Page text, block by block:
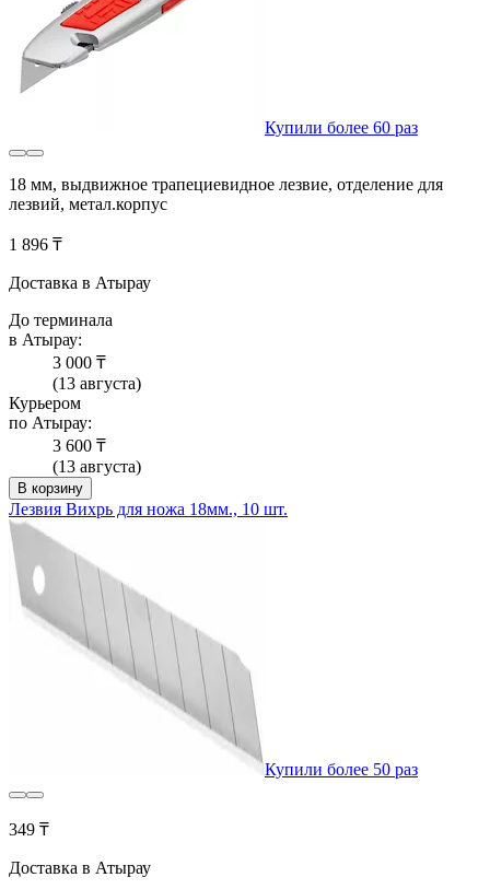
Купили более 60 раз
18 мм, выдвижное трапециевидное лезвие, отделение для
лезвий, метал.корпус
1 896 ₸
Доставка в Атырау
До терминала
в Атырау:
3 000 ₸
(13 августа)
Курьером
по Атырау:
3 600 ₸
(13 августа)
В корзину
Лезвия Вихрь для ножа 18мм., 10 шт.
Купили более 50 раз
349 ₸
Доставка в Атырау